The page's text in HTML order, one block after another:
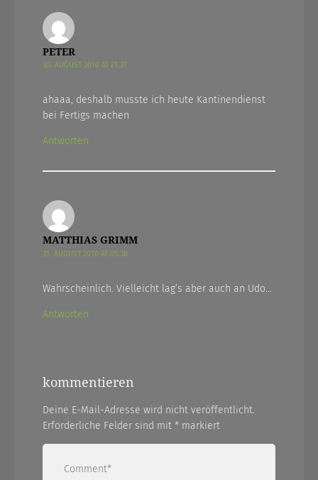
PETER
30. AUGUST 2010 AT 21.37
ahaaa, deshalb musste ich heute Kantinendienst
bei Fertigs machen
Antworten
MATTHIAS GRIMM
31. AUGUST 2010 AT 05.38
Wahrscheinlich. Vielleicht lag’s aber auch an Udo…
Antworten
kommentieren
Deine E-Mail-Adresse wird nicht veröffentlicht.
Erforderliche Felder sind mit * markiert